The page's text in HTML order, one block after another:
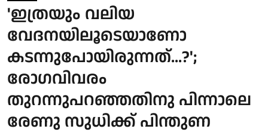
'ഇത്രയും വലിയ
വേദനയിലൂടെയാണോ
കടന്നുപോയിരുന്നത്...?';
രോഗവിവരം
തുറന്നുപറഞ്ഞതിനു പിന്നാലെ
രേണു സുധിക്ക് പിന്തുണ